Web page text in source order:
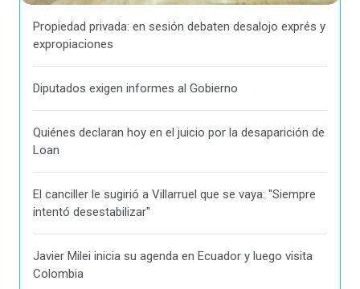
Propiedad privada: en sesión debaten desalojo exprés y
expropiaciones
Diputados exigen informes al Gobierno
Quiénes declaran hoy en el juicio por la desaparición de
Loan
El canciller le sugirió a Villarruel que se vaya: "Siempre
intentó desestabilizar"
Javier Milei inicia su agenda en Ecuador y luego visita
Colombia